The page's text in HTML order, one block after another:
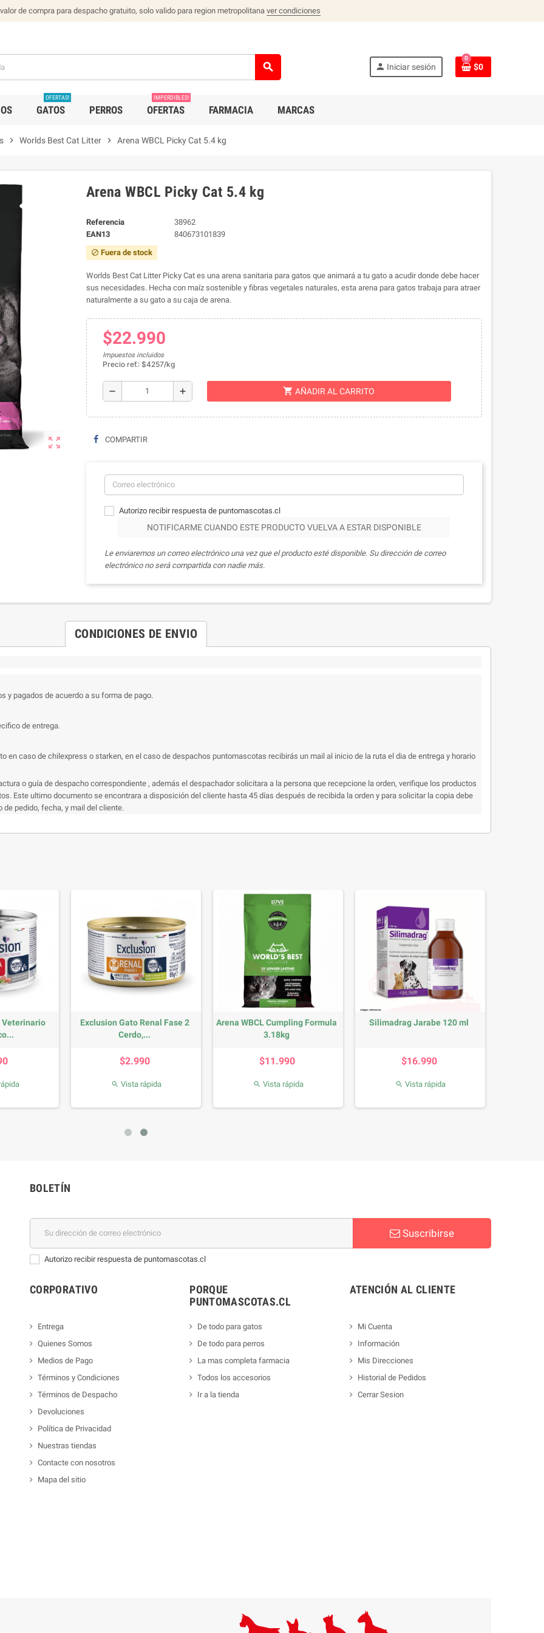
de compra para despacho gratuito, solo valido para region metropolitana ver condiciones
search person Iniciar sesión
0
$0
GATOS
OFERTAS!
PERROS OFERTAS
IMPERDIBLES!
FARMACIA MARCAS
chevron_right Worlds Best Cat Litter chevron_right Arena WBCL Picky Cat 5.4 kg
zoom_out_map
Arena WBCL Picky Cat 5.4 kg
Referencia
38962
EAN13
840673101839
block Fuera de stock
Worlds Best Cat Litter Picky Cat es una arena sanitaria para gatos que animará a tu gato a acudir donde debe hacer
sus necesidades. Hecha con maíz sostenible y fibras vegetales naturales, esta arena para gatos trabaja para atraer
naturalmente a su gato a su caja de arena.
$22.990
Impuestos incluidos
Precio ref.: $4257/kg
remove add shopping_cart AÑADIR AL CARRITO
COMPARTIR
Autorizo recibir respuesta de puntomascotas.cl
NOTIFICARME CUANDO ESTE PRODUCTO VUELVA A ESTAR DISPONIBLE
Le enviaremos un correo electrónico una vez que el producto esté disponible. Su dirección de correo
electrónico no será compartida con nadie más.
CONDICIONES DE ENVIO
y pagados de acuerdo a su forma de pago.
de entrega.
en caso de chilexpress o starken, en el caso de despachos puntomascotas recibirás un mail al inicio de la ruta el dia de entrega y horario
o guía de despacho correspondiente , además el despachador solicitara a la persona que recepcione la orden, verifique los productos
Este ultimo documento se encontrara a disposición del cliente hasta 45 días después de recibida la orden y para solicitar la copia debe
pedido, fecha, y mail del cliente.
Oven Baked Perros Lata
Pack 12 Royal Canin Felino
Exclusion Perro Veterinario
Exclusion Gato Renal Fase 2
BOLETÍN
Suscribirse
Autorizo recibir respuesta de puntomascotas.cl
CORPORATIVO
Entrega
Quienes Somos
Medios de Pago
Términos y Condiciones
Términos de Despacho
Devoluciones
Política de Privacidad
Nuestras tiendas
Contacte con nosotros
Mapa del sitio
PORQUE
PUNTOMASCOTAS.CL
De todo para gatos
De todo para perros
La mas completa farmacia
Todos los accesorios
Ir a la tienda
ATENCIÓN AL CLIENTE
Mi Cuenta
Información
Mis Direcciones
Historial de Pedidos
Cerrar Sesion